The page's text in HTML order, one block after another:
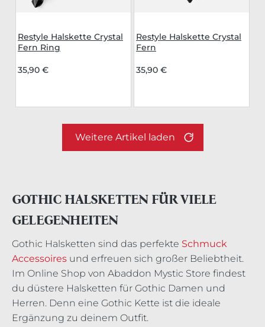
Restyle Halskette Crystal
Fern Ring
35,90 €
Restyle Halskette Crystal
Fern
35,90 €
Weitere Artikel laden
GOTHIC HALSKETTEN FÜR VIELE
GELEGENHEITEN
Gothic Halsketten sind das perfekte Schmuck
Accessoires und erfreuen sich großer Beliebtheit.
Im Online Shop von Abaddon Mystic Store findest
du düstere Halsketten für Gothic Damen und
Herren. Denn eine Gothic Kette ist die ideale
Ergänzung zu deinem Outfit.